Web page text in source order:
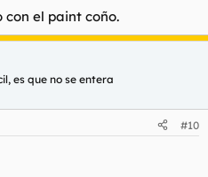
con el paint coño.
es que no se entera
#10